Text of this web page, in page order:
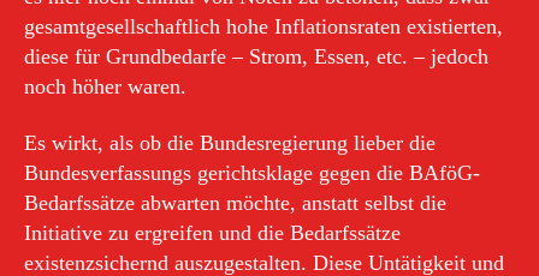
gesamtgesellschaftlich hohe Inflationsraten existierten,
diese für Grundbedarfe – Strom, Essen, etc. – jedoch
noch höher waren.
Es wirkt, als ob die Bundesregierung lieber die
Bundesverfassungs gerichtsklage gegen die BAföG-
Bedarfssätze abwarten möchte, anstatt selbst die
Initiative zu ergreifen und die Bedarfssätze
existenzsichernd auszugestalten. Diese Untätigkeit und